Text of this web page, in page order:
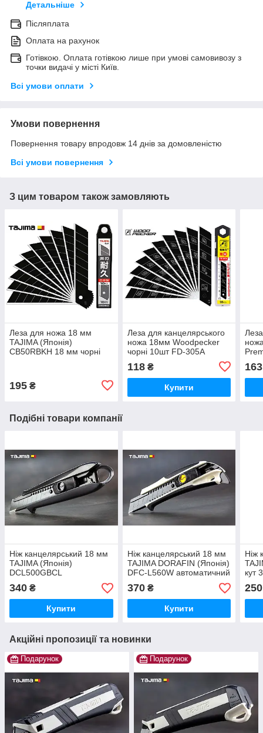
Детальніше
Післяплата
Оплата на рахунок
Готівкою. Оплата готівкою лише при умові самовивозу з
точки видачі у місті Київ.
Всі умови оплати
Умови повернення
Повернення товару впродовж 14 днів за домовленістю
Всі умови повернення
З цим товаром також замовляють
Леза для ножа 18 мм
TAJIMA (Японія)
CB50RBKH 18 мм чорні
195 ₴
Леза для канцелярського
ножа 18мм Woodpecker
чорні 10шт FD-305A
118₴
Купити
163
Подібні товари компанії
Ніж канцелярський 18 мм
TAJIMA (Японія)
DCL500GBCL
автоматичний фіксатор
340 ₴
Купити
Ніж канцелярський 18 мм
TAJIMA DORAFIN (Японія)
DFC-L560W автоматичний
фіксатор
370₴
Купити
Ніж
кут
250
Акційні пропозиції та новинки
Подарунок Подарунок